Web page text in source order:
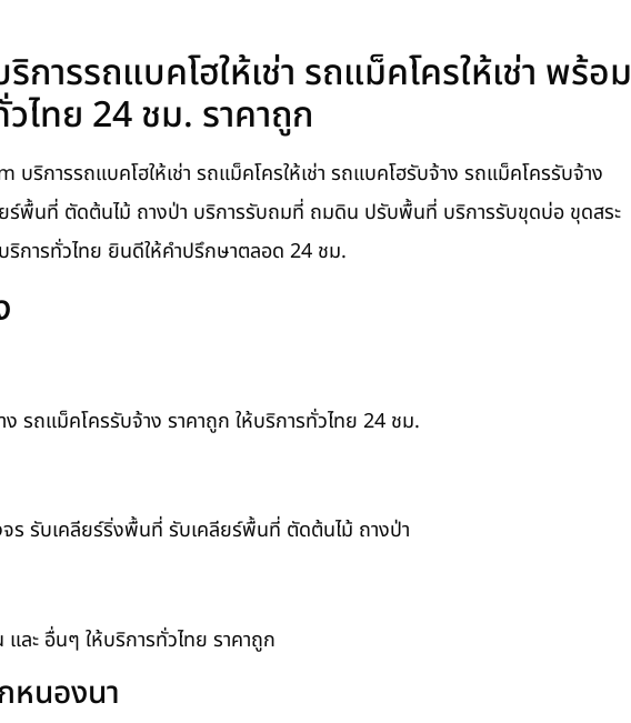
ารรถแบคโฮให้เช่า รถแม็คโครให้เช่า พร้อม
ไทย 24 ชม. ราคาถูก
ริการรถแบคโฮให้เช่า รถแม็คโครให้เช่า รถแบคโฮรับจ้าง รถแม็คโครรับจ้าง
ร์พื้นที่ ตัดต้นไม้ ถางป่า บริการรับถมที่ ถมดิน ปรับพื้นที่ บริการรับขุดบ่อ ขุดสระ
การทั่วไทย ยินดีให้คำปรึกษาตลอด 24 ชม.
รถแม็คโครรับจ้าง ราคาถูก ให้บริการทั่วไทย 24 ชม.
รับเคลียร์ริ่งพื้นที่ รับเคลียร์พื้นที่ ตัดต้นไม้ ถางป่า
ะ อื่นๆ ให้บริการทั่วไทย ราคาถูก
หนองนา